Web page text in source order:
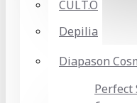
CULT.O
Depilia
Diapason
Perfect